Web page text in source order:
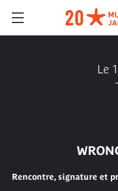
Le
Rencontre, signature et